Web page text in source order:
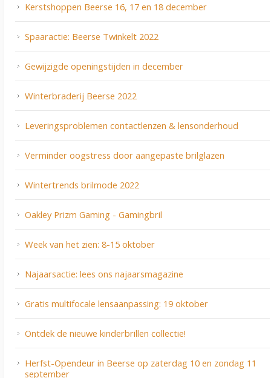
Kerstshoppen Beerse 16, 17 en 18 december
Spaaractie: Beerse Twinkelt 2022
Gewijzigde openingstijden in december
Winterbraderij Beerse 2022
Leveringsproblemen contactlenzen & lensonderhoud
Verminder oogstress door aangepaste brilglazen
Wintertrends brilmode 2022
Oakley Prizm Gaming - Gamingbril
Week van het zien: 8-15 oktober
Najaarsactie: lees ons najaarsmagazine
Gratis multifocale lensaanpassing: 19 oktober
Ontdek de nieuwe kinderbrillen collectie!
Herfst-Opendeur in Beerse op zaterdag 10 en zondag 11
september